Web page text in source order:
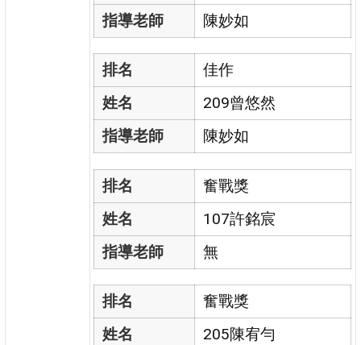
指導老師
陳妙如
排名
佳作
姓名
209曾悠然
指導老師
陳妙如
排名
奮戰獎
姓名
107許銘宸
指導老師
無
排名
奮戰獎
姓名
205陳宥勻